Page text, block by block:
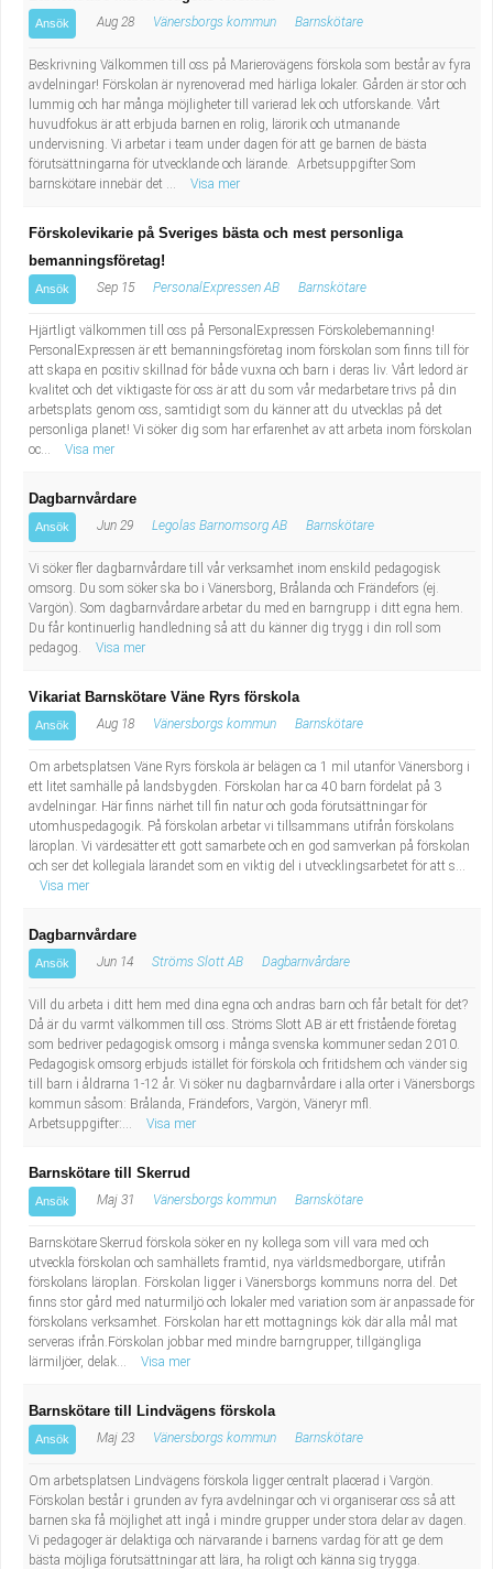
Ansök Aug 28 Vänersborgs kommun Barnskötare
Beskrivning Välkommen till oss på Marierovägens förskola som består av fyra
avdelningar! Förskolan är nyrenoverad med härliga lokaler. Gården är stor och
lummig och har många möjligheter till varierad lek och utforskande. Vårt
huvudfokus är att erbjuda barnen en rolig, lärorik och utmanande
undervisning. Vi arbetar i team under dagen för att ge barnen de bästa
förutsättningarna för utvecklande och lärande. Arbetsuppgifter Som
barnskötare innebär det ...
Visa mer
Förskolevikarie på Sveriges bästa och mest personliga
bemanningsföretag!
Ansök Sep 15 PersonalExpressen AB Barnskötare
Hjärtligt välkommen till oss på PersonalExpressen Förskolebemanning!
PersonalExpressen är ett bemanningsföretag inom förskolan som finns till för
att skapa en positiv skillnad för både vuxna och barn i deras liv. Vårt ledord är
kvalitet och det viktigaste för oss är att du som vår medarbetare trivs på din
arbetsplats genom oss, samtidigt som du känner att du utvecklas på det
personliga planet! Vi söker dig som har erfarenhet av att arbeta inom förskolan
oc...
Visa mer
Dagbarnvårdare
Ansök Jun 29 Legolas Barnomsorg AB Barnskötare
Vi söker fler dagbarnvårdare till vår verksamhet inom enskild pedagogisk
omsorg. Du som söker ska bo i Vänersborg, Brålanda och Frändefors (ej.
Vargön). Som dagbarnvårdare arbetar du med en barngrupp i ditt egna hem.
Du får kontinuerlig handledning så att du känner dig trygg i din roll som
pedagog.
Visa mer
Vikariat Barnskötare Väne Ryrs förskola
Ansök Aug 18 Vänersborgs kommun Barnskötare
Om arbetsplatsen Väne Ryrs förskola är belägen ca 1 mil utanför Vänersborg i
ett litet samhälle på landsbygden. Förskolan har ca 40 barn fördelat på 3
avdelningar. Här finns närhet till fin natur och goda förutsättningar för
utomhuspedagogik. På förskolan arbetar vi tillsammans utifrån förskolans
läroplan. Vi värdesätter ett gott samarbete och en god samverkan på förskolan
och ser det kollegiala lärandet som en viktig del i utvecklingsarbetet för att s...
Visa mer
Dagbarnvårdare
Ansök Jun 14 Ströms Slott AB Dagbarnvårdare
Vill du arbeta i ditt hem med dina egna och andras barn och får betalt för det?
Då är du varmt välkommen till oss. Ströms Slott AB är ett fristående företag
som bedriver pedagogisk omsorg i många svenska kommuner sedan 2010.
Pedagogisk omsorg erbjuds istället för förskola och fritidshem och vänder sig
till barn i åldrarna 1-12 år. Vi söker nu dagbarnvårdare i alla orter i Vänersborgs
kommun såsom: Brålanda, Frändefors, Vargön, Väneryr mfl.
Arbetsuppgifter:...
Visa mer
Barnskötare till Skerrud
Ansök Maj 31 Vänersborgs kommun Barnskötare
Barnskötare Skerrud förskola söker en ny kollega som vill vara med och
utveckla förskolan och samhällets framtid, nya världsmedborgare, utifrån
förskolans läroplan. Förskolan ligger i Vänersborgs kommuns norra del. Det
finns stor gård med naturmiljö och lokaler med variation som är anpassade för
förskolans verksamhet. Förskolan har ett mottagnings kök där alla mål mat
serveras ifrån.Förskolan jobbar med mindre barngrupper, tillgängliga
lärmiljöer, delak...
Visa mer
Barnskötare till Lindvägens förskola
Ansök Maj 23 Vänersborgs kommun Barnskötare
Om arbetsplatsen Lindvägens förskola ligger centralt placerad i Vargön.
Förskolan består i grunden av fyra avdelningar och vi organiserar oss så att
barnen ska få möjlighet att ingå i mindre grupper under stora delar av dagen.
Vi pedagoger är delaktiga och närvarande i barnens vardag för att ge dem
bästa möjliga förutsättningar att lära, ha roligt och känna sig trygga.